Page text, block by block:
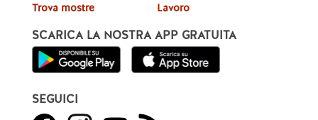
Trova mostre
Lavoro
SCARICA LA NOSTRA APP GRATUITA
SEGUICI